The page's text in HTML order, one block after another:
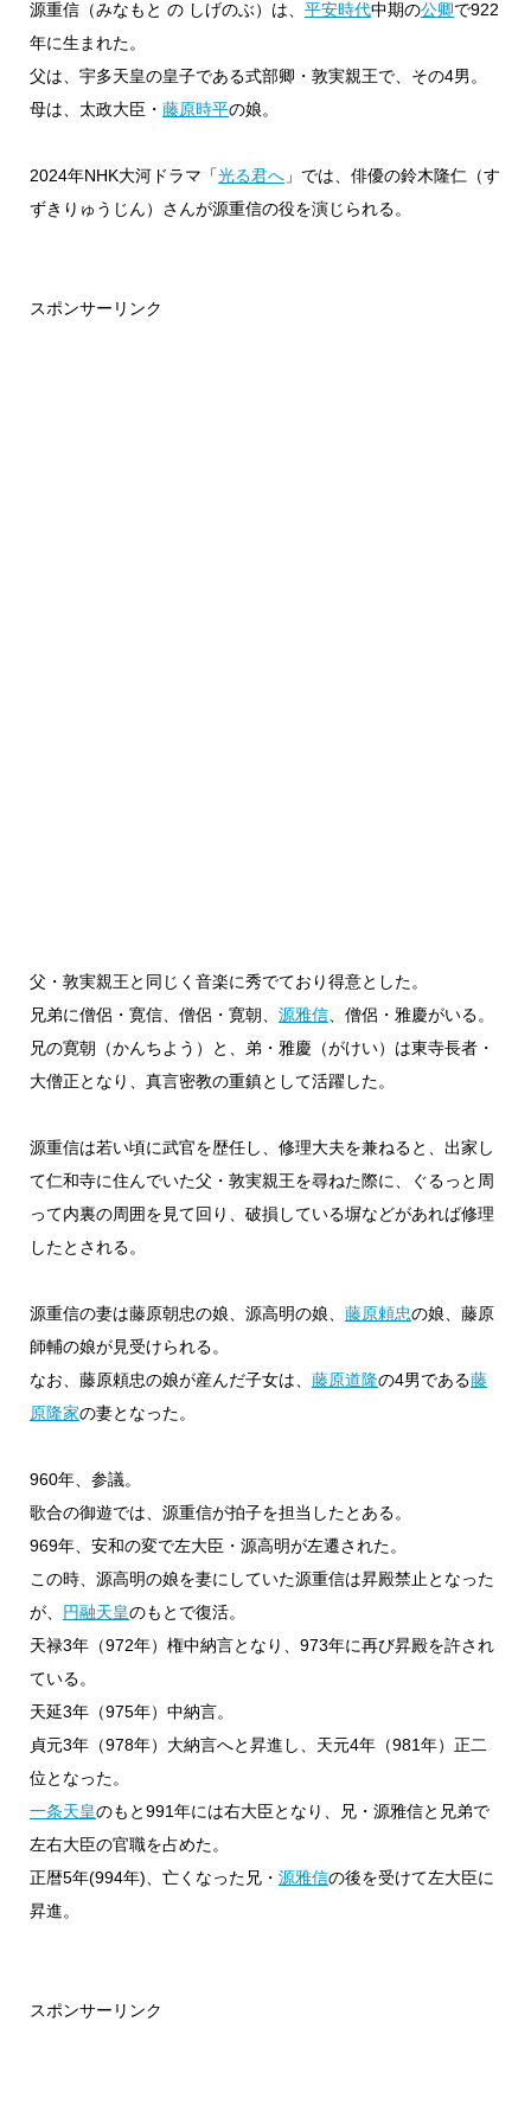
源重信（みなもと の しげのぶ）は、 平安時代中期の公卿で922
年に生まれた。
父は、宇多天皇の皇子である式部卿・敦実親王で、その4男。
母は、太政大臣・ 藤原時平の娘。
2024年NHK大河ドラマ「光る君へ」では、俳優の鈴木隆仁（す
ずきりゅうじん）さんが源重信の役を演じられる。
スポンサーリンク
父・敦実親王と同じく音楽に秀でており得意とした。
兄弟に僧侶・寛信、僧侶・寛朝、 源雅信、僧侶・雅慶がいる。
兄の寛朝（かんちよう）と、弟・雅慶（がけい）は東寺長者・
大僧正となり、真言密教の重鎮として活躍した。
源重信は若い頃に武官を歴任し、修理大夫を兼ねると、出家し
て仁和寺に住んでいた父・敦実親王を尋ねた際に、ぐるっと周
って内裏の周囲を見て回り、破損している塀などがあれば修理
したとされる。
源重信の妻は藤原朝忠の娘、源高明の娘、 藤原頼忠の娘、藤原
師輔の娘が見受けられる。
なお、藤原頼忠の娘が産んだ子女は、 藤原道隆の4男である藤
原隆家の妻となった。
960年、参議。
歌合の御遊では、源重信が拍子を担当したとある。
969年、安和の変で左大臣・源高明が左遷された。
この時、源高明の娘を妻にしていた源重信は昇殿禁止となった
が、 円融天皇のもとで復活。
天禄3年（972年）権中納言となり、973年に再び昇殿を許され
ている。
天延3年（975年）中納言。
貞元3年（978年）大納言へと昇進し、天元4年（981年）正二
位となった。
一条天皇のもと991年には右大臣となり、兄・源雅信と兄弟で
左右大臣の官職を占めた。
正暦5年(994年)、亡くなった兄・ 源雅信の後を受けて左大臣に
昇進。
スポンサーリンク